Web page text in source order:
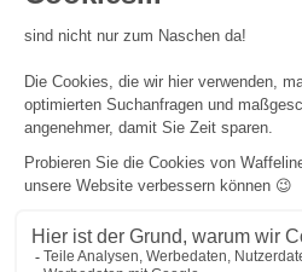
OK
Copyright Capfun 2026 ©
Camping-Pass
Impressum
Cookie-Einstellungen